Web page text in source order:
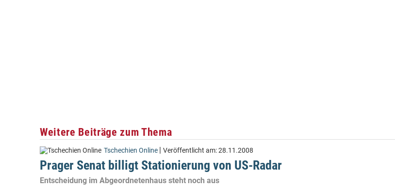
Weitere Beiträge zum Thema
Tschechien Online | Veröffentlicht am:28.11.2008
Prager Senat billigt Stationierung von US-Radar
Entscheidung im Abgeordnetenhaus steht noch aus